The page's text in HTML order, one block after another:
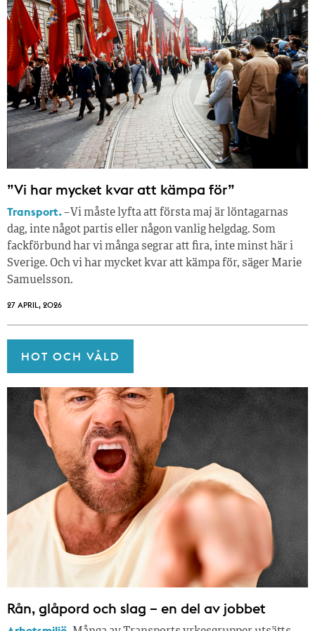
”Vi har mycket kvar att kämpa för”
Transport.– Vi måste lyfta att första maj är löntagarnas
dag, inte något partis eller någon vanlig helgdag. Som
fackförbund har vi många segrar att fira, inte minst här i
Sverige. Och vi har mycket kvar att kämpa för, säger Marie
Samuelsson.
27 APRIL, 2026
HOT OCH VÅLD
Rån, glåpord och slag – en del av jobbet